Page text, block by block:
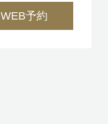
WEB予約